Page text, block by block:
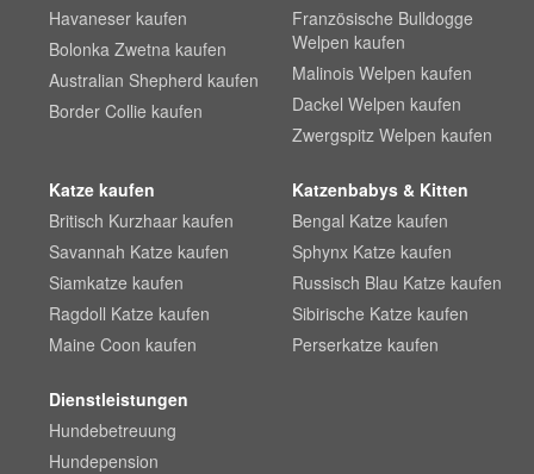
Havaneser kaufen
Bolonka Zwetna kaufen
Australian Shepherd kaufen
Border Collie kaufen
Französische Bulldogge
Welpen kaufen
Malinois Welpen kaufen
Dackel Welpen kaufen
Zwergspitz Welpen kaufen
Katze kaufen
Britisch Kurzhaar kaufen
Savannah Katze kaufen
Siamkatze kaufen
Ragdoll Katze kaufen
Maine Coon kaufen
Katzenbabys & Kitten
Bengal Katze kaufen
Sphynx Katze kaufen
Russisch Blau Katze kaufen
Sibirische Katze kaufen
Perserkatze kaufen
Dienstleistungen
Hundebetreuung
Hundepension